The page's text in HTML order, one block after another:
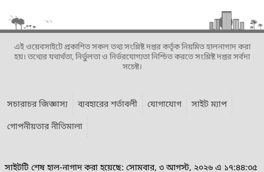
এই ওয়েবসাইটে প্রকাশিত সকল তথ্য সংশ্লিষ্ট দপ্তর কর্তৃক নিয়মিত হালনাগাদ করা
হয়। তথ্যের যথার্থতা, নির্ভুলতা ও নির্ভরযোগ্যতা নিশ্চিত করতে সংশ্লিষ্ট দপ্তর সর্বদা
সচেষ্ট।
সচারাচর জিজ্ঞাস্য ব্যবহারের শর্তাবলী যোগাযোগ
সাইট ম্যাপ
গোপনীয়তার নীতিমালা
সাইটটি শেষ হাল-নাগাদ করা হয়েছে: সোমবার, ৩ আগস্ট, ২০২৬ এ ১৭:৪৪:৩৫